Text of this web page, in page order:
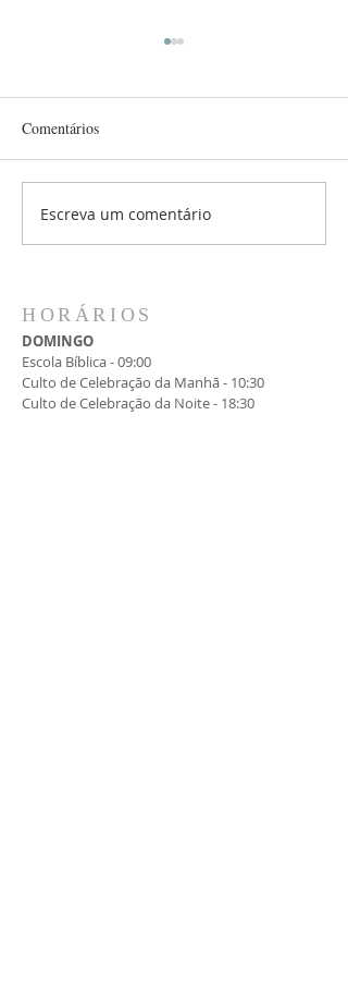
80 Anos PIBBOTAFOGO
Comentários
Escreva um comentário
HORÁRIOS
DOMINGO
Escola Bíblica - 09:00
Culto de Celebração da Manhã - 10:30
Culto de Celebração da Noite - 18:30